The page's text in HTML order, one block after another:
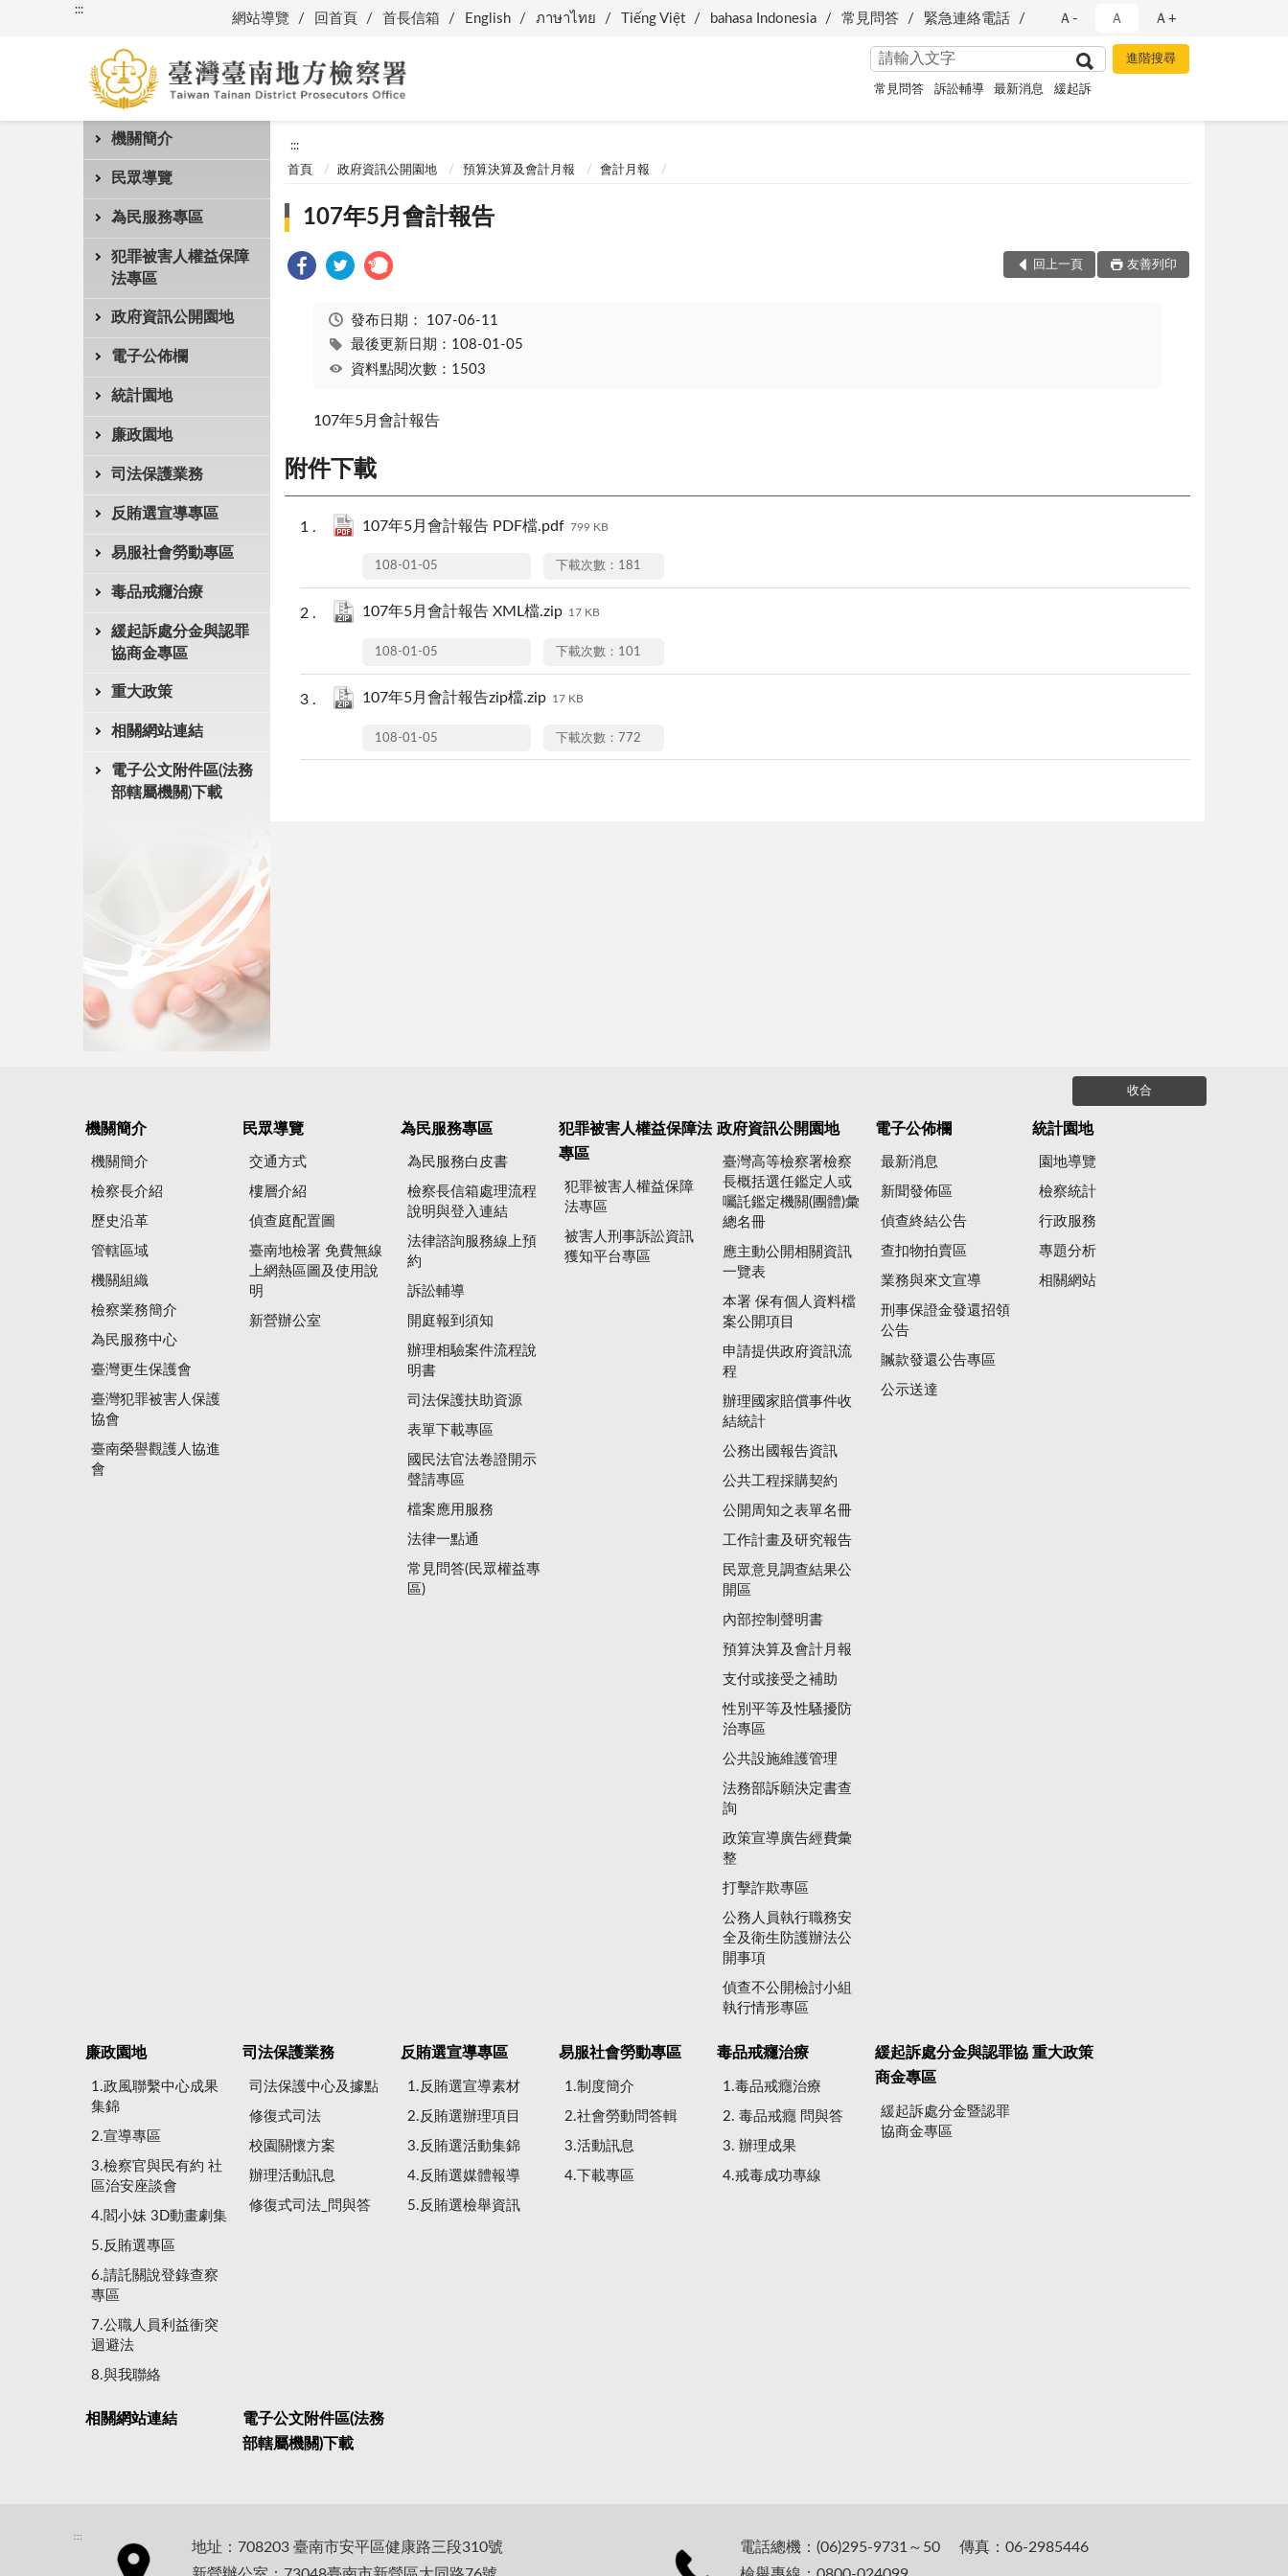
:::
網站導覽 回首頁 首長信箱 English ภาษาไทย Tiếng Việt bahasa Indonesia 常見問答 緊急連絡電話 Ａ- Ａ Ａ+
常見問答 訴訟輔導 最新消息 緩起訴
機關簡介
民眾導覽
為民服務專區
犯罪被害人權益保障
法專區
政府資訊公開園地
電子公佈欄
統計園地
廉政園地
司法保護業務
反賄選宣導專區
易服社會勞動專區
毒品戒癮治療
緩起訴處分金與認罪
協商金專區
重大政策
相關網站連結
電子公文附件區(法務
部轄屬機關)下載
:::
首頁 政府資訊公開園地 預算決算及會計月報 會計月報
107年5月會計報告
回上一頁 友善列印
發布日期： 107-06-11
最後更新日期：108-01-05
資料點閱次數：1503
107年5月會計報告
附件下載
107年5月會計報告 PDF檔.pdf 799 KB
108-01-05 下載次數：181
107年5月會計報告 XML檔.zip 17 KB
108-01-05 下載次數：101
107年5月會計報告zip檔.zip 17 KB
108-01-05 下載次數：772
收合
機關簡介
機關簡介
檢察長介紹
歷史沿革
管轄區域
機關組織
檢察業務簡介
為民服務中心
臺灣更生保護會
臺灣犯罪被害人保護
協會
臺南榮譽觀護人協進
會
民眾導覽
交通方式
樓層介紹
偵查庭配置圖
臺南地檢署 免費無線
上網熱區圖及使用說
明
新營辦公室
為民服務專區
為民服務白皮書
檢察長信箱處理流程
說明與登入連結
法律諮詢服務線上預
約
訴訟輔導
開庭報到須知
辦理相驗案件流程說
明書
司法保護扶助資源
表單下載專區
國民法官法卷證開示
聲請專區
檔案應用服務
法律一點通
常見問答(民眾權益專
區)
犯罪被害人權益保障法
專區
犯罪被害人權益保障
法專區
被害人刑事訴訟資訊
獲知平台專區
政府資訊公開園地
臺灣高等檢察署檢察
長概括選任鑑定人或
囑託鑑定機關(團體)彙
總名冊
應主動公開相關資訊
一覽表
本署 保有個人資料檔
案公開項目
申請提供政府資訊流
程
辦理國家賠償事件收
結統計
公務出國報告資訊
公共工程採購契約
公開周知之表單名冊
工作計畫及研究報告
民眾意見調查結果公
開區
內部控制聲明書
預算決算及會計月報
支付或接受之補助
性別平等及性騷擾防
治專區
公共設施維護管理
法務部訴願決定書查
詢
政策宣導廣告經費彙
整
打擊詐欺專區
公務人員執行職務安
全及衛生防護辦法公
開事項
偵查不公開檢討小組
執行情形專區
電子公佈欄
最新消息
新聞發佈區
偵查終結公告
查扣物拍賣區
業務與來文宣導
刑事保證金發還招領
公告
贓款發還公告專區
公示送達
統計園地
園地導覽
檢察統計
行政服務
專題分析
相關網站
廉政園地
1.政風聯繫中心成果
集錦
2.宣導專區
3.檢察官與民有約 社
區治安座談會
4.閻小妹 3D動畫劇集
5.反賄選專區
6.請託關說登錄查察
專區
7.公職人員利益衝突
迴避法
8.與我聯絡
司法保護業務
司法保護中心及據點
修復式司法
校園關懷方案
辦理活動訊息
修復式司法_問與答
反賄選宣導專區
1.反賄選宣導素材
2.反賄選辦理項目
3.反賄選活動集錦
4.反賄選媒體報導
5.反賄選檢舉資訊
易服社會勞動專區
1.制度簡介
2.社會勞動問答輯
3.活動訊息
4.下載專區
毒品戒癮治療
1.毒品戒癮治療
2. 毒品戒癮 問與答
3. 辦理成果
4.戒毒成功專線
緩起訴處分金與認罪協
商金專區
緩起訴處分金暨認罪
協商金專區
重大政策
相關網站連結
電子公文附件區(法務
部轄屬機關)下載
:::
地址：708203 臺南市安平區健康路三段310號
電話總機：(06)295-9731～50 傳真：06-2985446